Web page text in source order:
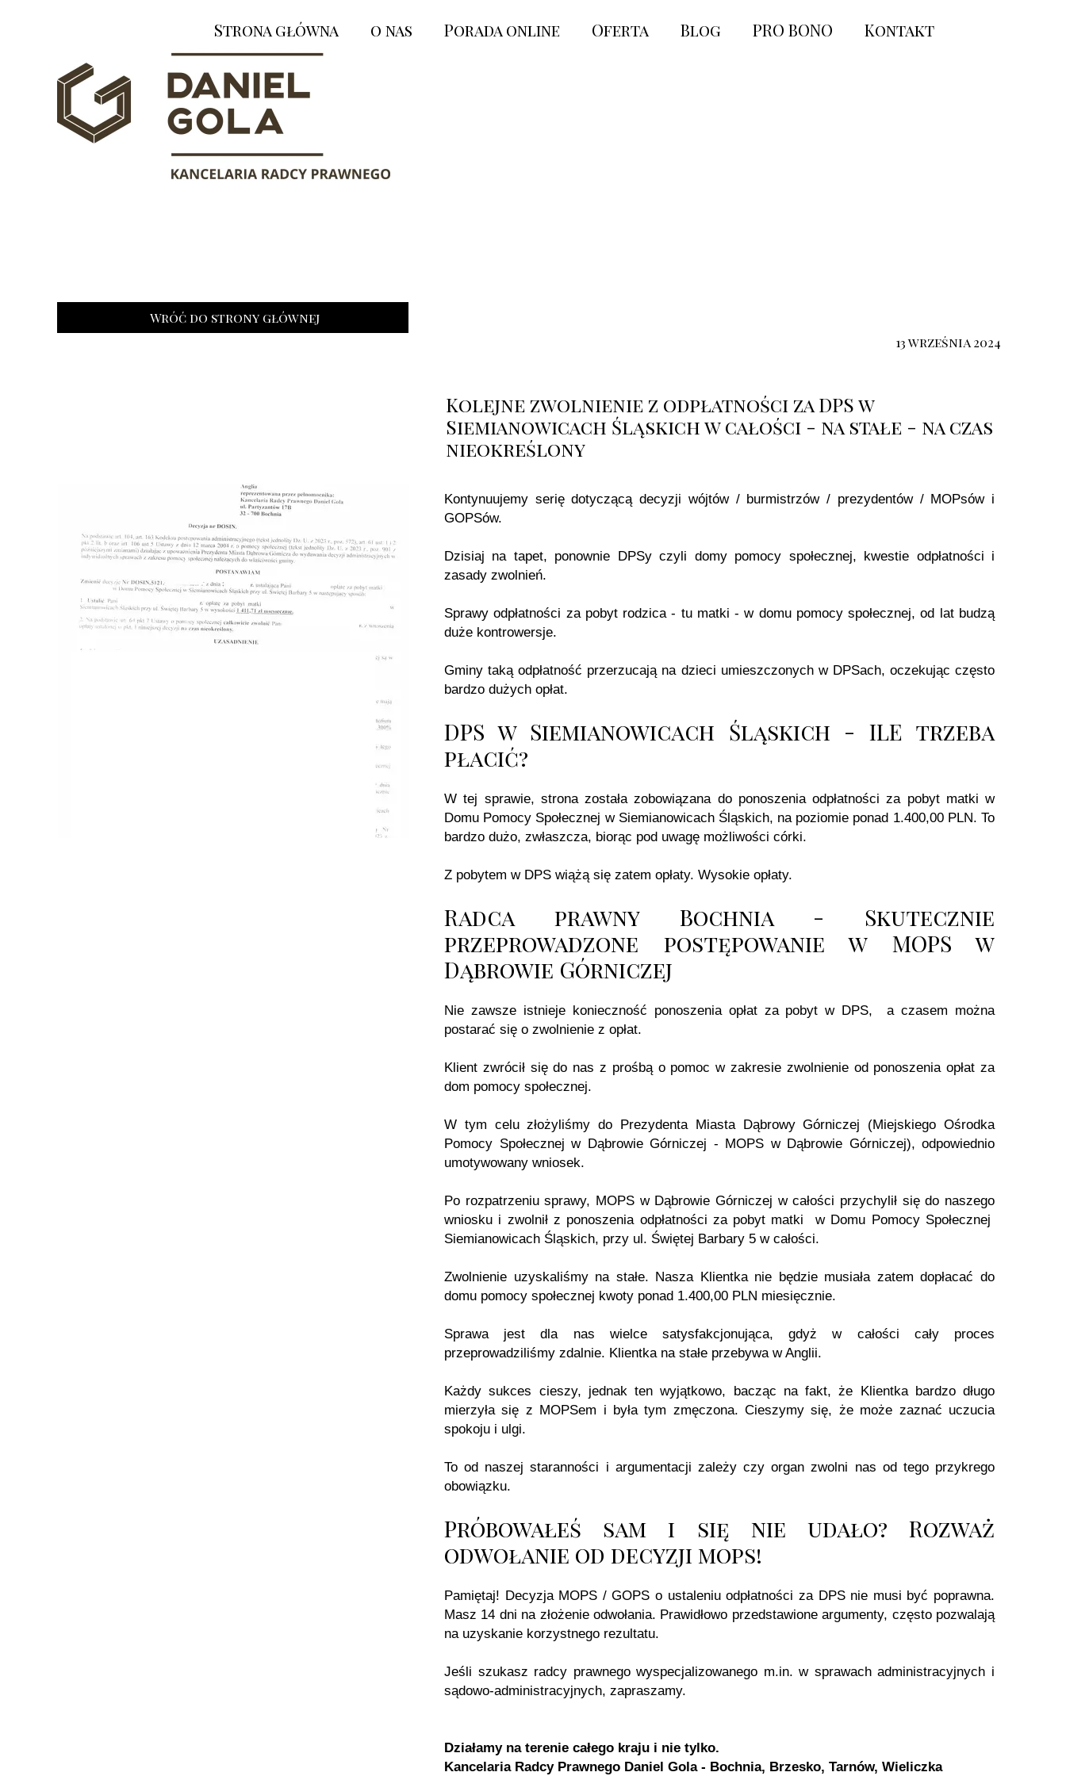
13 września 2024
Wróć do strony głównej
Kontynuujemy serię dotyczącą decyzji wójtów / burmistrzów / prezydentów / MOPsów i
GOPSów.
Dzisiaj na tapet, ponownie DPSy czyli domy pomocy społecznej, kwestie odpłatności i
zasady zwolnień.
Sprawy odpłatności za pobyt rodzica - tu matki - w domu pomocy społecznej, od lat budzą
duże kontrowersje.
Gminy taką odpłatność przerzucają na dzieci umieszczonych w DPSach, oczekując często
bardzo dużych opłat.
DPS w Siemianowicach Śląskich - ILE trzeba
płacić?
W tej sprawie, strona została zobowiązana do ponoszenia odpłatności za pobyt matki w
Domu Pomocy Społecznej w Siemianowicach Śląskich, na poziomie ponad 1.400,00 PLN. To
bardzo dużo, zwłaszcza, biorąc pod uwagę możliwości córki.
Z pobytem w DPS wiążą się zatem opłaty. Wysokie opłaty.
Radca prawny Bochnia - Skutecznie
przeprowadzone postępowanie w MOPS w
Dąbrowie Górniczej
Nie zawsze istnieje konieczność ponoszenia opłat za pobyt w DPS, a czasem można
postarać się o zwolnienie z opłat.
Klient zwrócił się do nas z prośbą o pomoc w zakresie zwolnienie od ponoszenia opłat za
dom pomocy społecznej.
W tym celu złożyliśmy do Prezydenta Miasta Dąbrowy Górniczej (Miejskiego Ośrodka
Pomocy Społecznej w Dąbrowie Górniczej - MOPS w Dąbrowie Górniczej), odpowiednio
umotywowany wniosek.
Po rozpatrzeniu sprawy, MOPS w Dąbrowie Górniczej w całości przychylił się do naszego
wniosku i zwolnił z ponoszenia odpłatności za pobyt matki w Domu Pomocy Społecznej
Siemianowicach Śląskich, przy ul. Świętej Barbary 5 w całości.
Zwolnienie uzyskaliśmy na stałe. Nasza Klientka nie będzie musiała zatem dopłacać do
domu pomocy społecznej kwoty ponad 1.400,00 PLN miesięcznie.
Sprawa jest dla nas wielce satysfakcjonująca, gdyż w całości cały proces
przeprowadziliśmy zdalnie. Klientka na stałe przebywa w Anglii.
Każdy sukces cieszy, jednak ten wyjątkowo, bacząc na fakt, że Klientka bardzo długo
mierzyła się z MOPSem i była tym zmęczona. Cieszymy się, że może zaznać uczucia
spokoju i ulgi.
To od naszej staranności i argumentacji zależy czy organ zwolni nas od tego przykrego
obowiązku.
Próbowałeś sam i się nie udało? Rozważ
odwołanie od decyzji mops!
Pamiętaj! Decyzja MOPS / GOPS o ustaleniu odpłatności za DPS nie musi być poprawna.
Masz 14 dni na złożenie odwołania. Prawidłowo przedstawione argumenty, często pozwalają
na uzyskanie korzystnego rezultatu.
Jeśli szukasz radcy prawnego wyspecjalizowanego m.in. w sprawach administracyjnych i
sądowo-administracyjnych, zapraszamy.
Działamy na terenie całego kraju i nie tylko.
Kancelaria Radcy Prawnego Daniel Gola - Bochnia, Brzesko, Tarnów, Wieliczka
Kolejne zwolnienie z odpłatności za DPS w
Siemianowicach Śląskich w całości - na stałe - na czas
nieokreślony
Strona główna o nas Porada online Oferta Blog PRO BONO Kontakt